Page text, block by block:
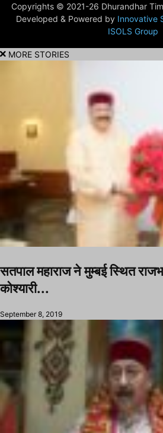
Copyrights © 2021-26 Dhurandhar
Developed & Powered by Innovative
ISOLS Group
MORE STORIES
सतपाल महाराज ने मुम्बई स्थित
कोश्यारी...
September 8, 2019